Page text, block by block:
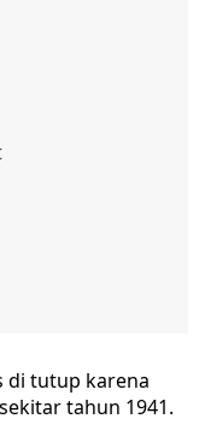
di tutup karena
tahun 1941.